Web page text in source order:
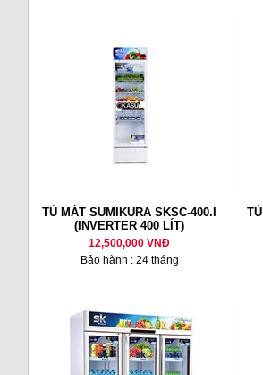
TỦ MÁT SUMIKURA SKSC-400.I
(INVERTER 400 LÍT)
12,500,000 VNĐ
Bảo hành : 24 tháng